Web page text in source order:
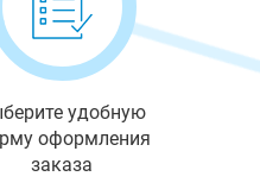
удобную
оформления
заказа